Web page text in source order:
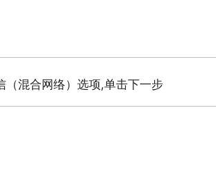
（混合网络）选项,单击下一步